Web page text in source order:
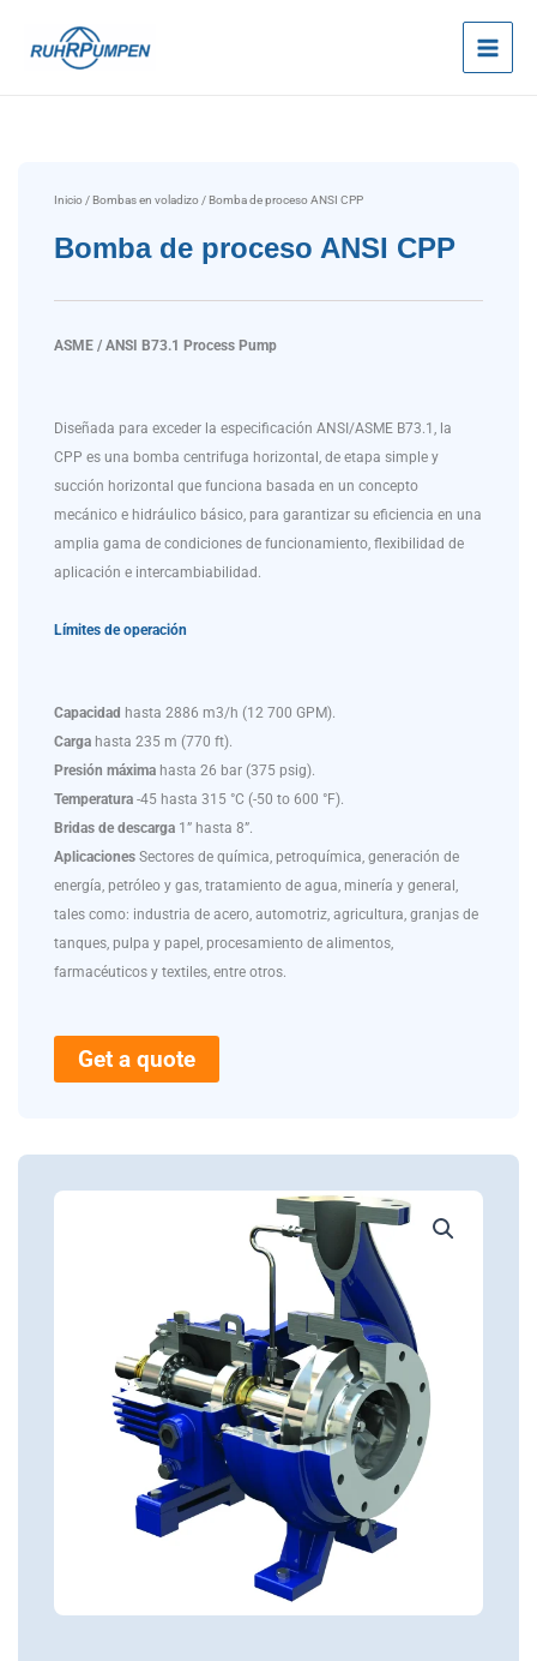
contenido
Inicio /Bombas en voladizo / Bomba de proceso ANSI CPP
Bomba de proceso ANSI CPP
ASME / ANSI B73.1 Process Pump
Diseñada para exceder la especificación ANSI/ASME B73.1, la
CPP es una bomba centrifuga horizontal, de etapa simple y
succión horizontal que funciona basada en un concepto
mecánico e hidráulico básico, para garantizar su eficiencia en una
amplia gama de condiciones de funcionamiento, flexibilidad de
aplicación e intercambiabilidad.
Límites de operación
Capacidad hasta 2886 m3/h (12 700 GPM).
Carga hasta 235 m (770 ft).
Presión máxima hasta 26 bar (375 psig).
Temperatura -45 hasta 315 °C (-50 to 600 °F).
Bridas de descarga 1” hasta 8”.
Aplicaciones Sectores de química, petroquímica, generación de
energía, petróleo y gas, tratamiento de agua, minería y general,
tales como: industria de acero, automotriz, agricultura, granjas de
tanques, pulpa y papel, procesamiento de alimentos,
farmacéuticos y textiles, entre otros.
Get a quote